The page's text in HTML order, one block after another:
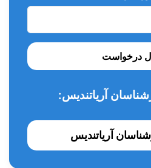
درخواست
آریاتندیس:
آریاتندیس